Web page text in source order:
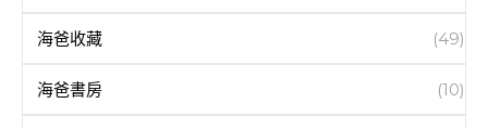
海爸收藏 (49)
海爸書房 (10)